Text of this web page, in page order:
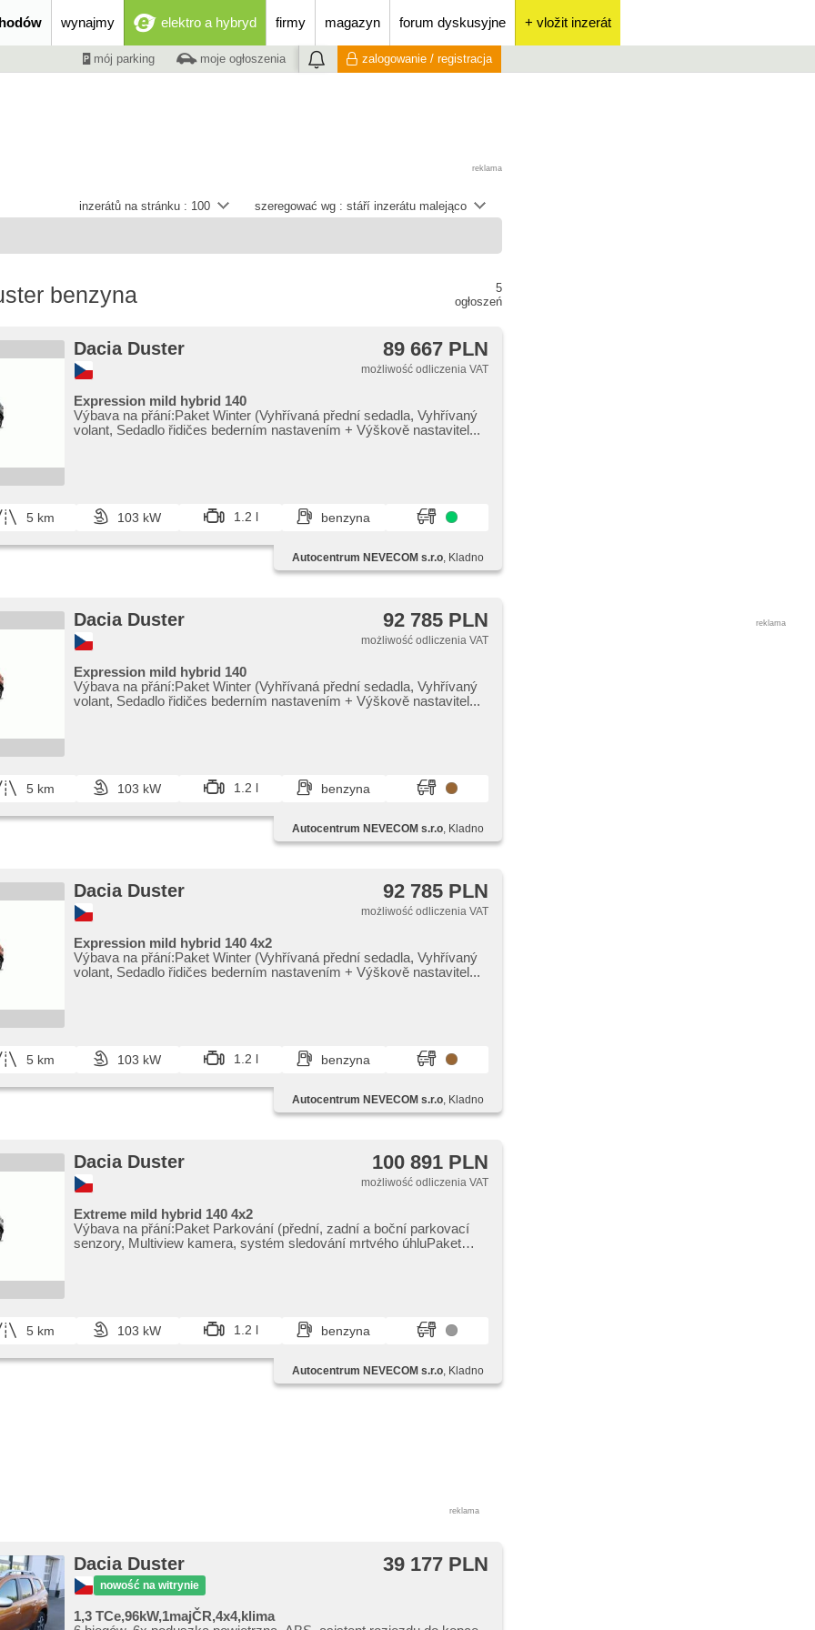
wynajmy elektro a hybryd firmy magazyn forum dyskusyjne + vložit inzerát
mój parking moje ogłoszenia zalogowanie / registracja
reklama
szeregować wg : stáří inzerátu malejąco
inzerátů na stránku : 100
benzyna
5
ogłoszeń
Dacia Duster 89 667 PLN
możliwość odliczenia VAT
Expression mild hybrid 140
Výbava na přání:Paket Winter (Vyhřívaná přední sedadla,​ Vyhřívaný
volant,​ Sedadlo řidičes bederním nastavením ​+ Výškově nastavitel...
5 km 103 kW 1.2 l benzyna
Autocentrum NEVECOM s.r.o, Kladno
Dacia Duster 92 785 PLN
możliwość odliczenia VAT
Expression mild hybrid 140
Výbava na přání:Paket Winter (Vyhřívaná přední sedadla,​ Vyhřívaný
volant,​ Sedadlo řidičes bederním nastavením ​+ Výškově nastavitel...
5 km 103 kW 1.2 l benzyna
Autocentrum NEVECOM s.r.o, Kladno
Dacia Duster 92 785 PLN
możliwość odliczenia VAT
Expression mild hybrid 140 4x2
Výbava na přání:Paket Winter (Vyhřívaná přední sedadla,​ Vyhřívaný
volant,​ Sedadlo řidičes bederním nastavením ​+ Výškově nastavitel...
5 km 103 kW 1.2 l benzyna
Autocentrum NEVECOM s.r.o, Kladno
Dacia Duster 100 891 PLN
możliwość odliczenia VAT
Extreme mild hybrid 140 4x2
Výbava na přání:Paket Parkování (přední,​ zadní a boční parkovací
senzory,​ Multiview kamera,​ systém sledování mrtvého úhluPaket
5 km 103 kW 1.2 l benzyna
Autocentrum NEVECOM s.r.o, Kladno
reklama
Dacia Duster
nowość na witrynie
39 177 PLN
1,3 TCe,96kW,1majČR,4x4,klima
reklama